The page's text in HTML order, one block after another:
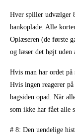
Hver spiller udvælger
bankoplade. Alle
Oplæseren (de første
og læser det højt uden
Hvis man har ordet
Hvis ingen reagerer
bagsiden opad. Når
som ikke har fået alle
# 8: Den uendelige